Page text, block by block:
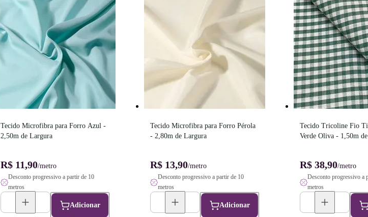
Tecido Microfibra para Forro Azul -
2,50m de Largura
R$ 11,90/metro
Desconto progressivo a partir de 10
metros
Adicionar
Tecido Microfibra para Forro Pérola
- 2,80m de Largura
R$ 13,90/metro
Desconto progressivo a partir de 10
metros
Adicionar
Tecido Tricoline Fio
Verde Oliva - 1,50m
R$ 38,90/metro
Desconto progressivo a
metros